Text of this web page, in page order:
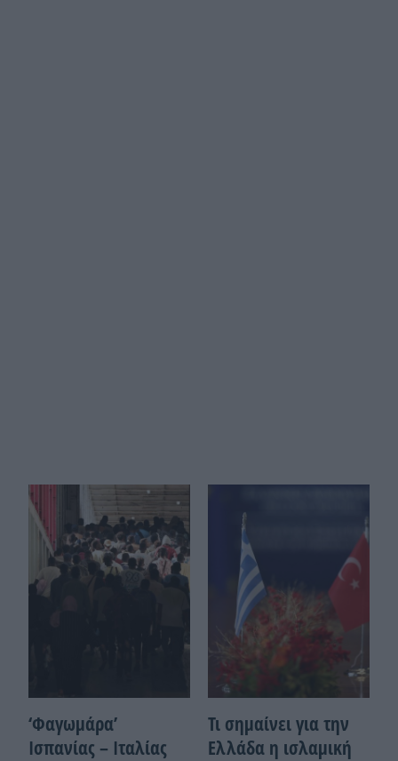
‘Φαγωμάρα’
Ισπανίας – Ιταλίας
Τι σημαίνει για την
Ελλάδα η ισλαμική